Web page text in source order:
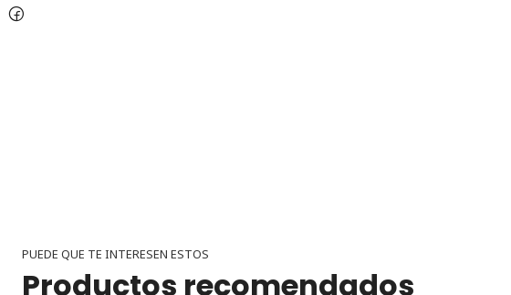
PUEDE QUE TE INTERESEN ESTOS
Productos recomendados